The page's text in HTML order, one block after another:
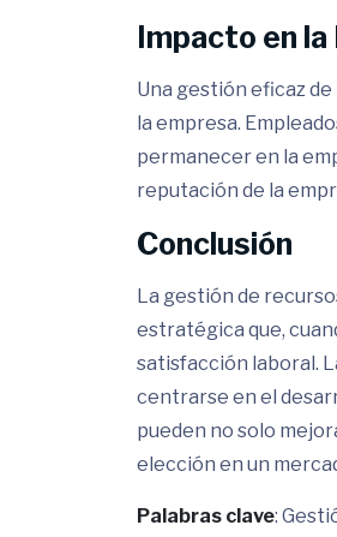
Impacto en
Una gestión eficaz
la empresa.
permanecer en la
reputación de la
Conclusión
La gestión de
estratégica que,
satisfacción laboral.
centrarse en el
pueden no solo
elección en un
Palabras clave: